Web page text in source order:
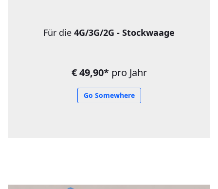
Für die 4G/3G/2G - Stockwaage
€ 49,90*pro Jahr
Go Somewhere